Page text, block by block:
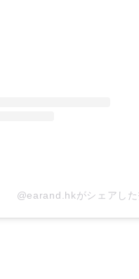
@earand.hkがシェアし